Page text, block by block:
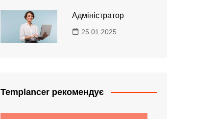
Адміністратор
25.01.2025
Templancer рекомендує